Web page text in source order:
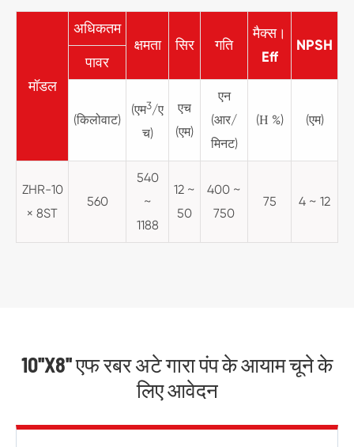
मॉडल
अधिकतम
क्षमता
सिर गति
मैक्स।
Eff
NPSH
पावर
(किलोवाट)
(एम3/ए
च)
एच
(एम)
एन
(आर/
मिनट)
(Η %) (एम)
ZHR-10
× 8ST
560
540
~
1188
12 ~
50
400 ~
750
75 4 ~ 12
10''X8'' एफ रबर अटे गारा पंप के आयाम चूने के
लिए आवेदन